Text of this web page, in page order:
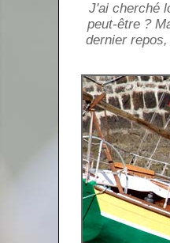
J'ai cherché
peut-être ?
dernier